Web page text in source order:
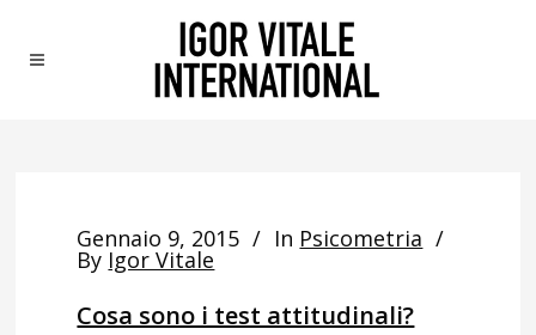
Gennaio 9, 2015 In Psicometria
By Igor Vitale
Cosa sono i test attitudinali?